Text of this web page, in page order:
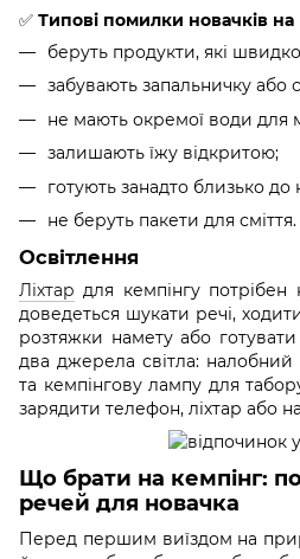
✅ Типові помилки новачків на
беруть продукти, які
забувають запальничку або
не мають окремої води для
залишають їжу відкритою;
готують занадто близько до
не беруть пакети для сміття.
Освітлення
Ліхтар для кемпінгу
доведеться шукати речі,
розтяжки намету або
два джерела світла: налобний
та кемпінгову лампу для
зарядити телефон, ліхтар або
Що брати на кемпінг:
речей для новачка
Перед першим виїздом на